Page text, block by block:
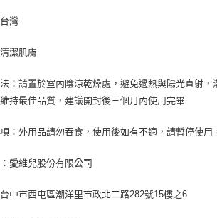
灣
潔肌膚
：請置於室內陰涼乾燥處，避免過熱與陽光直射
持最佳品質，建議開封後三個月內使用完畢
：外用品請勿吞食，使用後如有不適，請暫停使用
愛維兒股份有限公司
中市西屯區潮洋里市政北二路282號15樓之6